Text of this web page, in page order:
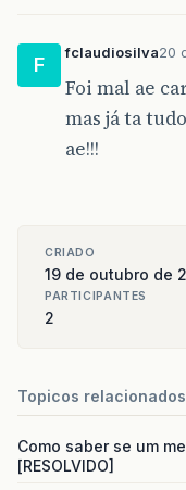
F
fclaudiosilva20
Foi mal ae
mas já ta
ae!!!
CRIADO
19 de outubro de
PARTICIPANTES
2
Topicos relacionados
Como saber se um
[RESOLVIDO]